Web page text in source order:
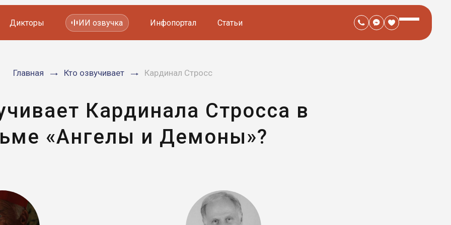
Мультфильмов
Дикторы ИИ озвучка Инфопортал Статьи
Главная Кто озвучивает Кардинал Стросс
Кардинала Стросса в
«Ангелы и Демоны»?